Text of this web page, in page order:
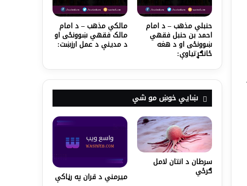
حنبلي مذهب – د امام
احمد بن حنبل فقهي
ښوونځی او د هغه
ځانګړتیاوې:
مالکي مذهب – د امام
مالک فقهي ښوونځی او
د مدینې د عمل ارزښت:
ښايي خوښ مو شي
سرطان د انتان لامل
ګرځي میرمني د قران په رڼاکې